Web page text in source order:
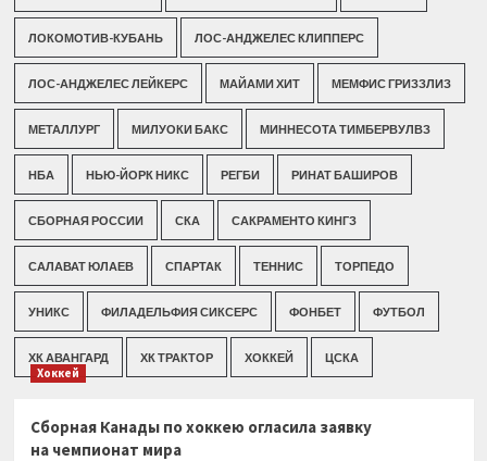
ЛОКОМОТИВ-КУБАНЬ ЛОС-АНДЖЕЛЕС КЛИППЕРС
ЛОС-АНДЖЕЛЕС ЛЕЙКЕРС МАЙАМИ ХИТ МЕМФИС ГРИЗЗЛИЗ
МЕТАЛЛУРГ МИЛУОКИ БАКС МИННЕСОТА ТИМБЕРВУЛВЗ
НБА НЬЮ-ЙОРК НИКС РЕГБИ РИНАТ БАШИРОВ
СБОРНАЯ РОССИИ СКА САКРАМЕНТО КИНГЗ
САЛАВАТ ЮЛАЕВ СПАРТАК ТЕННИС ТОРПЕДО
УНИКС ФИЛАДЕЛЬФИЯ СИКСЕРС ФОНБЕТ ФУТБОЛ
ХК АВАНГАРД ХК ТРАКТОР ХОККЕЙ ЦСКА
Хоккей
Сборная Канады по хоккею огласила заявку
на чемпионат мира